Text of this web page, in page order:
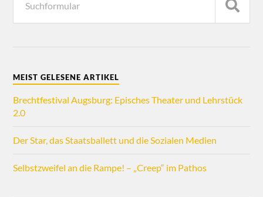
MEIST GELESENE ARTIKEL
Brechtfestival Augsburg: Episches Theater und Lehrstück
2.0
Der Star, das Staatsballett und die Sozialen Medien
Selbstzweifel an die Rampe! – „Creep“ im Pathos